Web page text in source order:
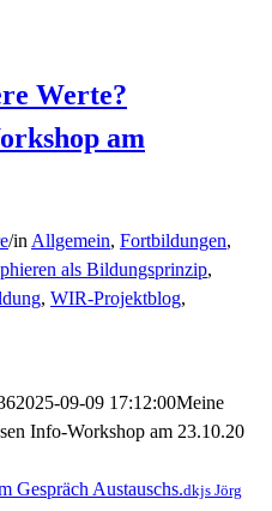
Werte?
am
/in Allgemein, Fortbildungen,
als Bildungsprinzip,
, WIR-Projektblog,
2025-09-09 17:12:00Meine
Info-Workshop am 23.10.20
dkjs Jörg